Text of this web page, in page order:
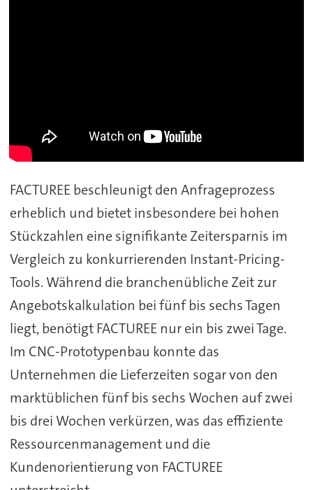
FACTUREE beschleunigt den Anfrageprozess
erheblich und bietet insbesondere bei hohen
Stückzahlen eine signifikante Zeitersparnis im
Vergleich zu konkurrierenden Instant-Pricing-
Tools. Während die branchenübliche Zeit zur
Angebotskalkulation bei fünf bis sechs Tagen
liegt, benötigt FACTUREE nur ein bis zwei Tage.
Im CNC-Prototypenbau konnte das
Unternehmen die Lieferzeiten sogar von den
marktüblichen fünf bis sechs Wochen auf zwei
bis drei Wochen verkürzen, was das effiziente
Ressourcenmanagement und die
Kundenorientierung von FACTUREE